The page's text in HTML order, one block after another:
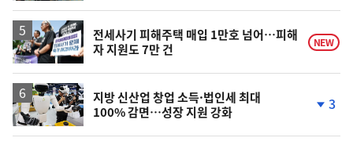
전세사기 피해주택 매입 1만호 넘어…피해
자 지원도 7만 건
NEW
지방 신산업 창업 소득·법인세 최대
100% 감면…성장 지원 강화
계
3